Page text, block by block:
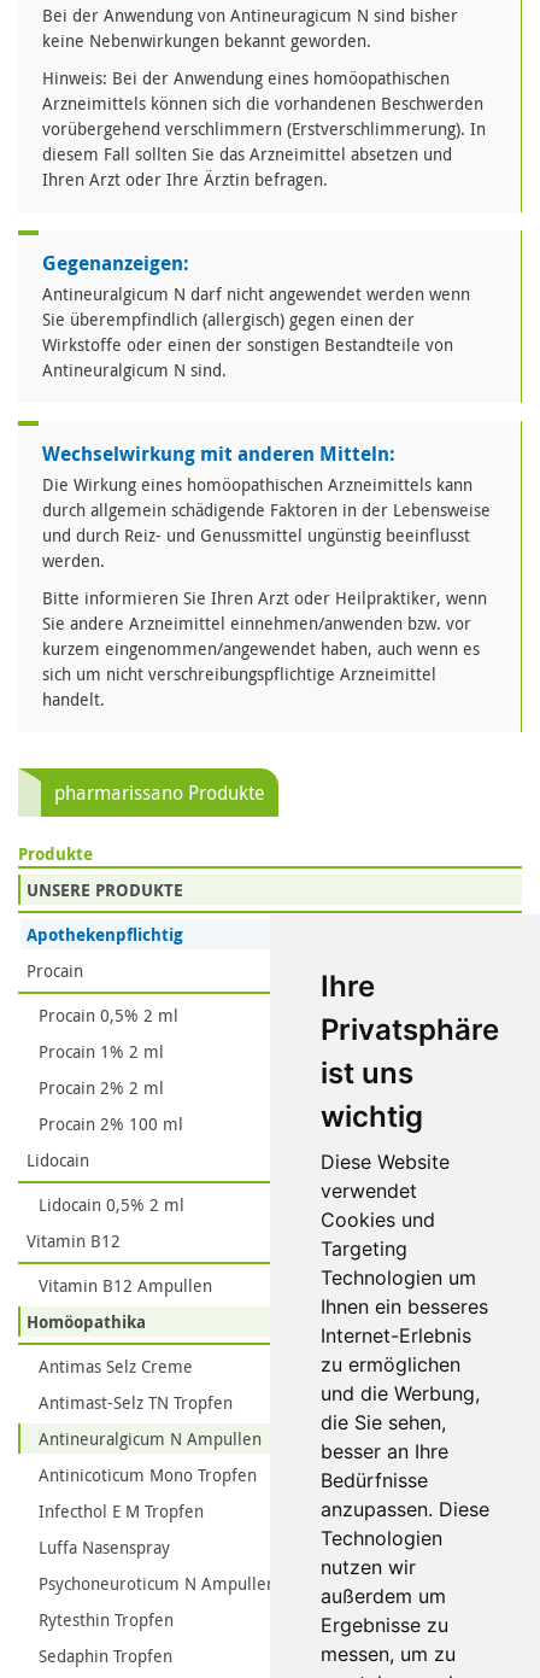
Ihre
Privatsphäre
ist uns
wichtig
Diese Website
verwendet
Cookies und
Targeting
Technologien um
Ihnen ein besseres
Internet-Erlebnis
zu ermöglichen
und die Werbung,
die Sie sehen,
besser an Ihre
Bedürfnisse
anzupassen. Diese
Technologien
nutzen wir
außerdem um
Ergebnisse zu
messen, um zu
Bei der Anwendung von Antineuragicum N sind bisher
keine Nebenwirkungen bekannt geworden.
Hinweis: Bei der Anwendung eines homöopathischen
Arzneimittels können sich die vorhandenen Beschwerden
vorübergehend verschlimmern (Erstverschlimmerung). In
diesem Fall sollten Sie das Arzneimittel absetzen und
Ihren Arzt oder Ihre Ärztin befragen.
Gegenanzeigen:
Antineuralgicum N darf nicht angewendet werden wenn
Sie überempfindlich (allergisch) gegen einen der
Wirkstoffe oder einen der sonstigen Bestandteile von
Antineuralgicum N sind.
Wechselwirkung mit anderen Mitteln:
Die Wirkung eines homöopathischen Arzneimittels kann
durch allgemein schädigende Faktoren in der Lebensweise
und durch Reiz- und Genussmittel ungünstig beeinflusst
werden.
Bitte informieren Sie Ihren Arzt oder Heilpraktiker, wenn
Sie andere Arzneimittel einnehmen/anwenden bzw. vor
kurzem eingenommen/angewendet haben, auch wenn es
sich um nicht verschreibungspflichtige Arzneimittel
handelt.
pharmarissano Produkte
Produkte
UNSERE PRODUKTE
Apothekenpflichtig
Procain
Procain 0,5% 2 ml
Procain 1% 2 ml
Procain 2% 2 ml
Procain 2% 100 ml
Lidocain
Lidocain 0,5% 2 ml
Vitamin B12
Vitamin B12 Ampullen
Homöopathika
Antimas Selz Creme
Antimast-Selz TN Tropfen
Antineuralgicum N Ampullen
Antinicoticum Mono Tropfen
Infecthol E M Tropfen
Luffa Nasenspray
Psychoneuroticum N Ampullen
Rytesthin Tropfen
Sedaphin Tropfen